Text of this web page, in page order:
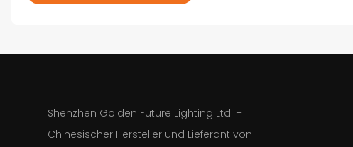
Shenzhen Golden Future Lighting Ltd. –
Chinesischer Hersteller und Lieferant von